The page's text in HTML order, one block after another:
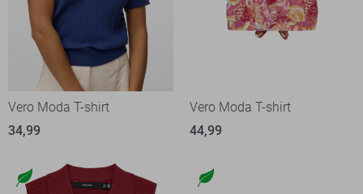
Vero Moda T-shirt
34,99
Vero Moda T-shirt
44,99